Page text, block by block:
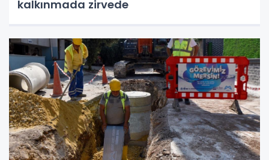
kalkınmada zirvede